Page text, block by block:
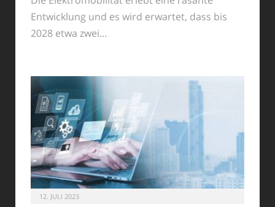
Entwicklung und es wird erwartet, dass bis
2028 etwa zwei…
12. JULI 2023